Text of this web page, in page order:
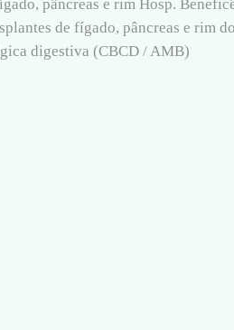
pâncreas e rim Hosp.
de fígado, pâncreas e rim
digestiva (CBCD / AMB)